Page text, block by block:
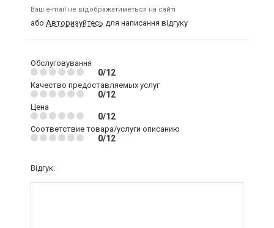
Ваш e-mail не відображатиметься на сайті
або Авторизуйтесь для написання відгуку
Обслуговування
0/12
Качество предоставляемых услуг
0/12
Цена
0/12
Соответствие товара/услуги описанию
0/12
Відгук: